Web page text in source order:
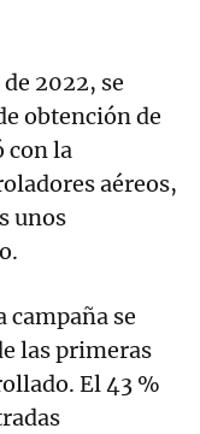
2022, se
obtención de
con la
aéreos,
unos
campaña se
las primeras
El 43 %